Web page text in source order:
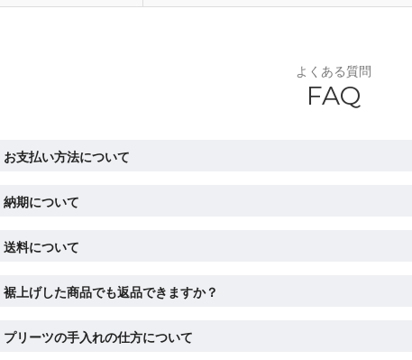
よくある質問
FAQ
お支払い方法について
納期について
送料について
裾上げした商品でも返品できますか？
プリーツの手入れの仕方について